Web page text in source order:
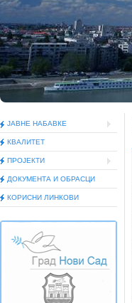
ЈАВНЕ НАБАВКЕ
КВАЛИТЕТ
ПРОЈЕКТИ
ДОКУМEНТА И ОБРАСЦИ
КОРИСНИ ЛИНКОВИ